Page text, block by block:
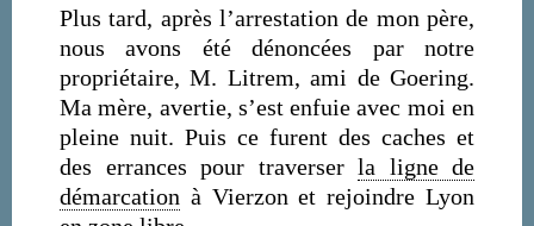
Plus tard, après l’arrestation de mon père,
nous avons été dénoncées par notre
propriétaire, M. Litrem, ami de Goering.
Ma mère, avertie, s’est enfuie avec moi en
pleine nuit. Puis ce furent des caches et
des errances pour traverser la ligne de
démarcation à Vierzon et rejoindre Lyon